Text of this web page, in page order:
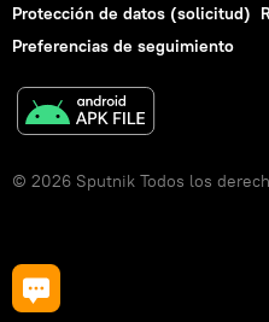
Protección de datos (solicitud)
Preferencias de seguimiento
© 2026 Sputnik Todos los